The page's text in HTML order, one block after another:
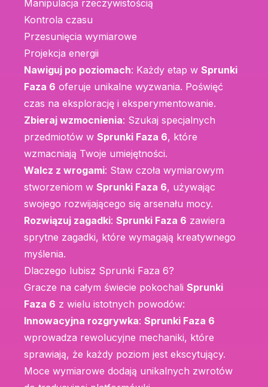
Manipulacja rzeczywistością
Kontrola czasu
Przesunięcia wymiarowe
Projekcja energii
Nawiguj po poziomach: Każdy etap w Sprunki
Faza 6 oferuje unikalne wyzwania. Poświęć
czas na eksplorację i eksperymentowanie.
Zbieraj wzmocnienia: Szukaj specjalnych
przedmiotów w Sprunki Faza 6, które
wzmacniają Twoje umiejętności.
Walcz z wrogami: Staw czoła wymiarowym
stworzeniom w Sprunki Faza 6, używając
swojego rozwijającego się arsenału mocy.
Rozwiązuj zagadki: Sprunki Faza 6 zawiera
sprytne zagadki, które wymagają kreatywnego
myślenia.
Dlaczego lubisz Sprunki Faza 6?
Gracze na całym świecie pokochali Sprunki
Faza 6 z wielu istotnych powodów:
Innowacyjna rozgrywka: Sprunki Faza 6
wprowadza rewolucyjne mechaniki, które
sprawiają, że każdy poziom jest ekscytujący.
Moce wymiarowe dodają unikalnych zwrotów